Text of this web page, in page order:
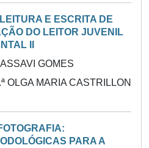
E ESCRITA DE
DO LEITOR JUVENIL
II
GOMES
OLGA MARIA CASTRILLON
PARA A